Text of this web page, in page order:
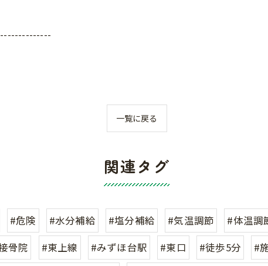
一覧に戻る
関連タグ
#危険 #水分補給 #塩分補給 #気温調節 #体温調
骨院 #東上線 #みずほ台駅 #東口 #徒歩5分 #